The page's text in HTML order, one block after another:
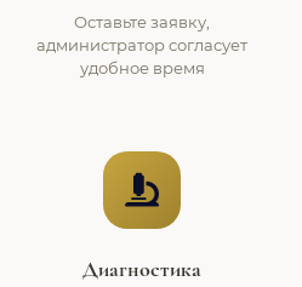
Оставьте заявку,
администратор согласует
удобное время
Диагностика